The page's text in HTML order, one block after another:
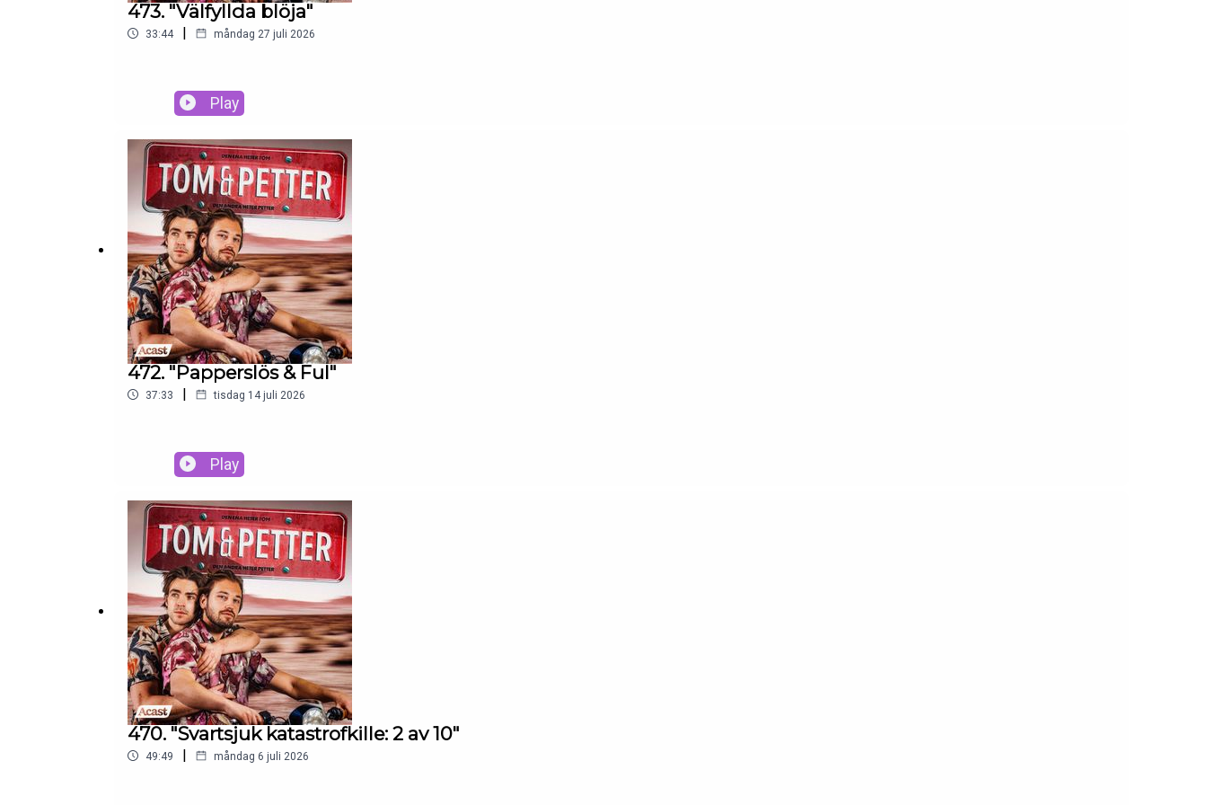
473. "Välfyllda blöja"
33:44 | måndag 27 juli 2026
Play
472. "Papperslös & Ful"
37:33 | tisdag 14 juli 2026
Play
470. "Svartsjuk katastrofkille: 2 av 10"
49:49 | måndag 6 juli 2026